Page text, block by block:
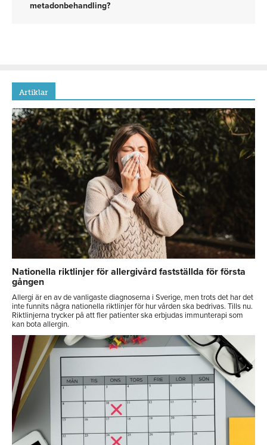
metadonbehandling?
Artiklar
Nationella riktlinjer för allergivård fastställda för första
gången
Allergi är en av de vanligaste diagnoserna i Sverige, men trots det har det
inte funnits några nationella riktlinjer för hur vården ska bedrivas. Tills nu.
Riktlinjerna trycker på att fler patienter ska erbjudas immunterapi som
kan bota allergin.